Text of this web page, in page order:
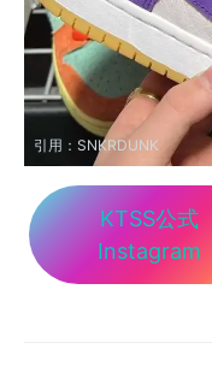
引用： SNKRDUNK
KTSS公式
Instagram